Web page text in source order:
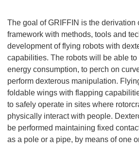
The goal of GRIFFIN is the derivation
framework with methods, tools and
development of flying robots with
capabilities. The robots will be able
energy consumption, to perch on
perform dexterous manipulation.
foldable wings with flapping
to safely operate in sites where
physically interact with people.
be performed maintaining fixed
as a pole or a pipe, by means of one